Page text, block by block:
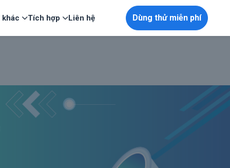
khác Tích hợp Liên hệ Dùng thử miễn phí